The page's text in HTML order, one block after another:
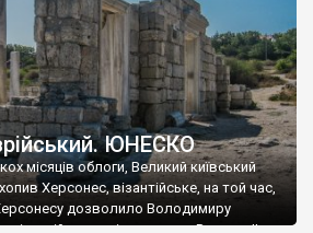
ЮНЕСКО
місяців облоги, Великий київський
Херсонес, візантійське, на той час,
дозволило Володимиру
візантійському імператору Василю ІІ, та